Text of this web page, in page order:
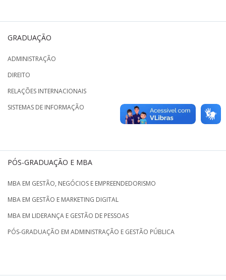
GRADUAÇÃO
ADMINISTRAÇÃO
DIREITO
RELAÇÕES INTERNACIONAIS
SISTEMAS DE INFORMAÇÃO
PÓS-GRADUAÇÃO E MBA
MBA EM GESTÃO, NEGÓCIOS E EMPREENDEDORISMO
MBA EM GESTÃO E MARKETING DIGITAL
MBA EM LIDERANÇA E GESTÃO DE PESSOAS
PÓS-GRADUAÇÃO EM ADMINISTRAÇÃO E GESTÃO PÚBLICA